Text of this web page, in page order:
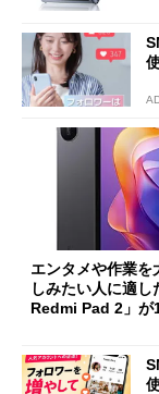
エンタメや作業を
しみたい人に適
Redmi Pad 2」が